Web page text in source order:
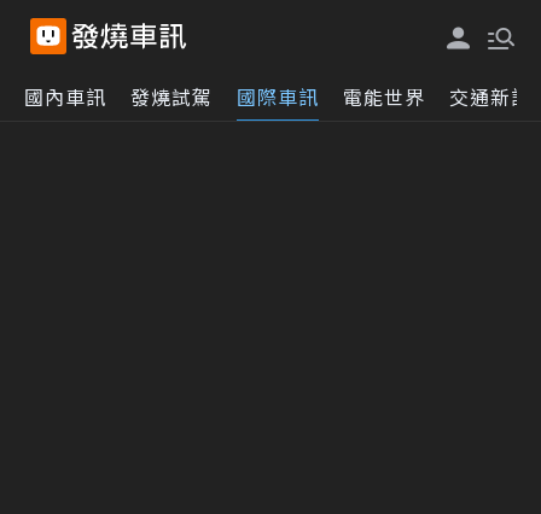
國內車訊 發燒試駕 國際車訊 電能世界 交通新訊